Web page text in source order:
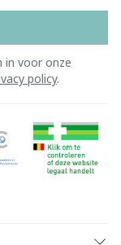
in voor onze
policy.